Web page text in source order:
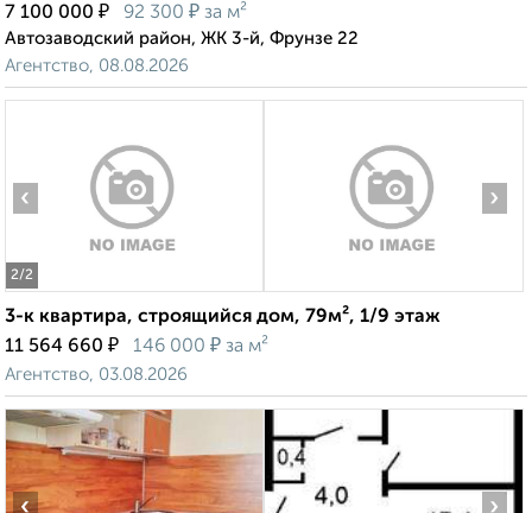
7 100 000 ₽ 92 300 ₽ за м²
Автозаводский район, ЖК 3-й, Фрунзе 22
Агентство, 08.08.2026
2/2
‹ ›
3-к квартира, строящийся дом, 79м², 1/9 этаж
11 564 660 ₽ 146 000 ₽ за м²
Агентство, 03.08.2026
‹ ›